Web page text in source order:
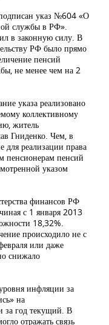
указ №604 «О
службы в РФ».
в законную силу. В
РФ было прямо
пенсий
не менее чем на 2
указа реализовано
коллективному
житель
Гниденко. Чем, в
для реализации права
пенсионерам пенсий
указом
финансов РФ
с 1 января 2013
18,32%.
происходило не с
или даже
снижало
инфляции за
на
за год текущий. В
отражать связь